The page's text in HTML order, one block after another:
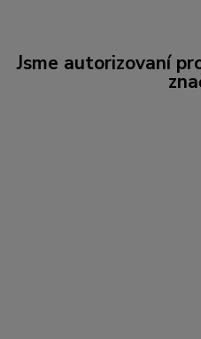
Jsme autorizovaní